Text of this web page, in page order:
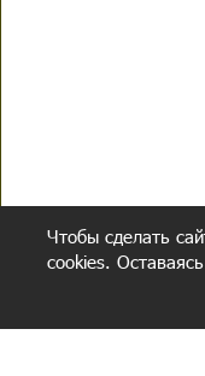
Чтобы сделать
cookies.